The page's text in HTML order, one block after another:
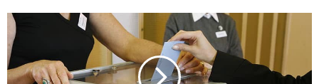
u
l
e
c
V
e
r
s
u